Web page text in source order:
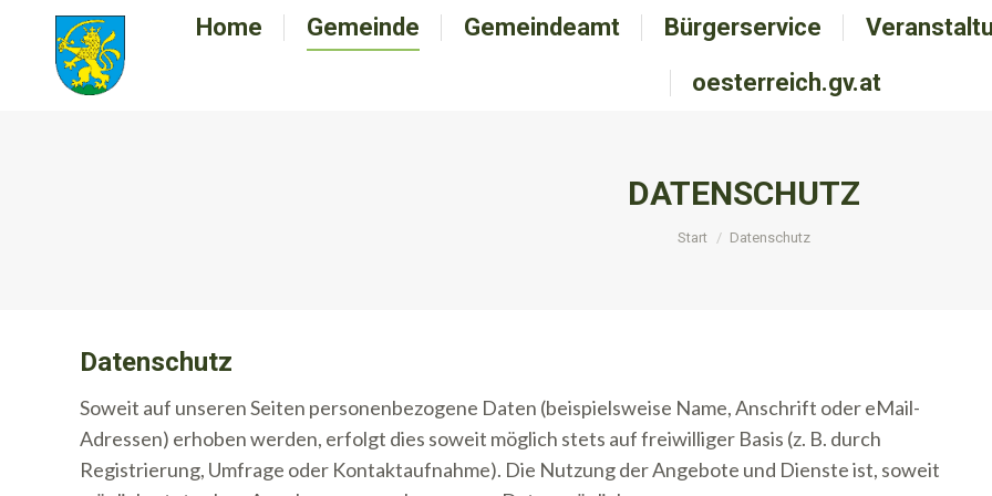
Home Gemeinde Gemeindeamt Bürgerservice
oesterreich.gv.at
DATENSCHUTZ
Sie befinden sich hier:
Start Datenschutz
Datenschutz
Soweit auf unseren Seiten personenbezogene Daten (beispielsweise Name, Anschrift oder eMail-
Adressen) erhoben werden, erfolgt dies soweit möglich stets auf freiwilliger Basis (z. B. durch
Registrierung, Umfrage oder Kontaktaufnahme). Die Nutzung der Angebote und Dienste ist, soweit
Home Gemeinde Gemeindeamt Bürgerservice
oesterreich.gv.at